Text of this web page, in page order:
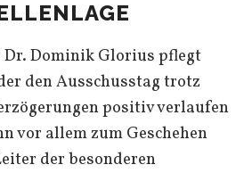
Dominik Glorius pflegt
den Ausschusstag trotz
positiv verlaufen
vor allem zum Geschehen
der besonderen